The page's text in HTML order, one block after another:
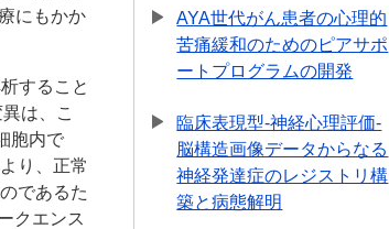
にもかか
すること
は、こ
胞内で
り、正常
であるた
クエンス
AYA世代がん患者の心理的
苦痛緩和のためのピアサポ
ートプログラムの開発
臨床表現型-神経心理評価-
脳構造画像データからなる
神経発達症のレジストリ構
築と病態解明